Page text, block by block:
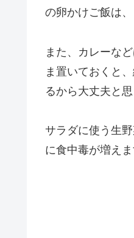
の卵かけご飯は
また、カレーな
ま置いておくと
るから大丈夫と
サラダに使う生
に食中毒が増え